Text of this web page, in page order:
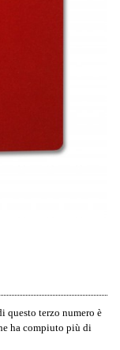
questo terzo numero è
ha compiuto più di